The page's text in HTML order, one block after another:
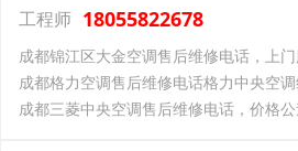
工程师 18055822678
成都锦江区大金空调售后维修电话，上
成都格力空调售后维修电话格力中央空
成都三菱中央空调售后维修电话，价格